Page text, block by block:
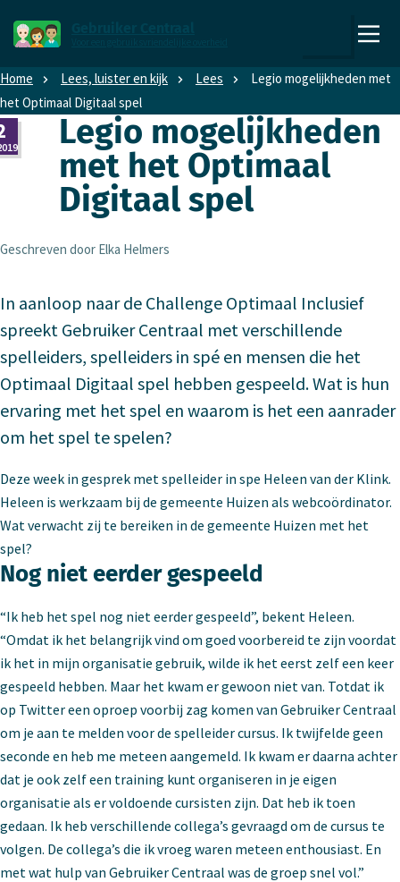
naar
de
homepage
Home Lees, luister en kijk Lees
Legio mogelijkheden met
het Optimaal Digitaal spel
Legio mogelijkheden
met het Optimaal
Digitaal spel
Geschreven door Elka Helmers
In aanloop naar de Challenge Optimaal Inclusief
spreekt Gebruiker Centraal met verschillende
spelleiders, spelleiders in spé en mensen die het
Optimaal Digitaal spel hebben gespeeld. Wat is hun
ervaring met het spel en waarom is het een aanrader
om het spel te spelen?
Deze week in gesprek met spelleider in spe Heleen van der Klink.
Heleen is werkzaam bij de gemeente Huizen als webcoördinator.
Wat verwacht zij te bereiken in de gemeente Huizen met het
spel?
Nog niet eerder gespeeld
“Ik heb het spel nog niet eerder gespeeld”, bekent Heleen.
“Omdat ik het belangrijk vind om goed voorbereid te zijn voordat
ik het in mijn organisatie gebruik, wilde ik het eerst zelf een keer
gespeeld hebben. Maar het kwam er gewoon niet van. Totdat ik
op Twitter een oproep voorbij zag komen van Gebruiker Centraal
om je aan te melden voor de spelleider cursus. Ik twijfelde geen
seconde en heb me meteen aangemeld. Ik kwam er daarna achter
dat je ook zelf een training kunt organiseren in je eigen
organisatie als er voldoende cursisten zijn. Dat heb ik toen
gedaan. Ik heb verschillende collega’s gevraagd om de cursus te
volgen. De collega’s die ik vroeg waren meteen enthousiast. En
met wat hulp van Gebruiker Centraal was de groep snel vol.”